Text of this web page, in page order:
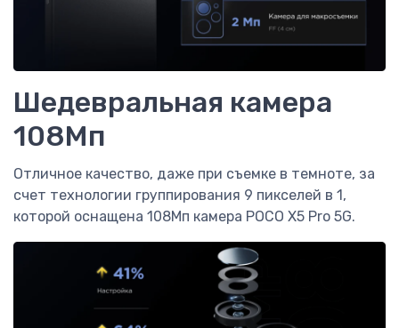
Шедевральная камера
108Мп
Отличное качество, даже при съемке в темноте, за
счет технологии группирования 9 пикселей в 1,
которой оснащена 108Мп камера POCO X5 Pro 5G.